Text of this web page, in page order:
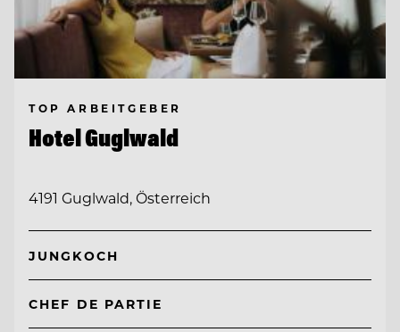
TOP ARBEITGEBER
Hotel Guglwald
4191 Guglwald, Österreich
JUNGKOCH
CHEF DE PARTIE